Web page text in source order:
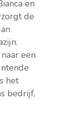
en
de
een
het
bedrijf,